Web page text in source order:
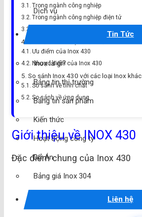
Dịch vụ
Tin Tức
Inox là gì?
Bảng tin thị trường
Bảng tin sản phẩm
Kiến thức
Hoạt động công ty
Dự Án
Bảng giá Inox 304
Liên hệ
Trong ngành công nghiệp
Trong ngành công nghiệp điện tử
Ưu điểm của Inox 430
Nhược điểm của Inox 430
So sánh Inox 430 với các loại Inox khác
So sánh về tính chất
So sánh về ứng dụng
Giới thiệu về INOX 430
Đặc điểm chung của Inox 430